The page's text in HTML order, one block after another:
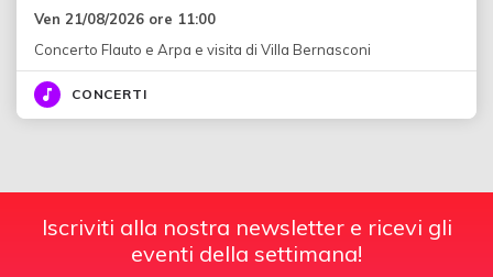
Ven 21/08/2026 ore 11:00
Concerto Flauto e Arpa e visita di Villa Bernasconi
CONCERTI
Iscriviti alla nostra newsletter e ricevi gli
eventi della settimana!